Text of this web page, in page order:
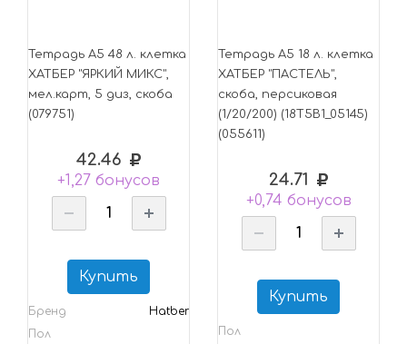
Тетрадь А5 48 л. клетка
ХАТБЕР "ЯРКИЙ МИКС",
мел.карт, 5 диз, скоба
(079751)
42.46
+1,27 бонусов
Купить
Бренд
Hatber
Пол
Тетрадь А5 18 л. клетка
ХАТБЕР "ПАСТЕЛЬ",
скоба, персиковая
(1/20/200) (18Т5В1_05145)
(055611)
24.71
+0,74 бонусов
Купить
Пол